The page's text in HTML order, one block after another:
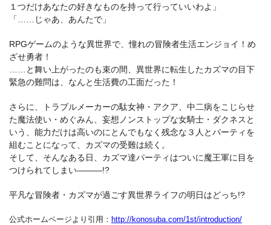
１つだけあなたの好きなものを持って行っていいわよ」
「……じゃあ、あんたで」
RPGゲームのような異世界で、憧れの冒険者生活エンジョイ！め
ざせ勇者！
……と舞い上がったのも束の間、異世界に転生したカズマの目下
緊急の難問は、なんと生活費の工面だった！
さらに、トラブルメーカーの駄女神・アクア、中二病をこじらせ
た魔法使い・めぐみん、妄想ノンストップな女騎士・ダクネスと
いう、能力だけは高いのにとんでもなく残念な３人とパーティを
組むことになって、カズマの受難は続く。
そして、そんなある日、カズマ達パーティはついに魔王軍に目を
つけられてしまい―――!?
平凡な冒険者・カズマが過ごす異世界ライフの明日はどっち!?
公式ホームページより引用： http://konosuba.com/1st/introduction/